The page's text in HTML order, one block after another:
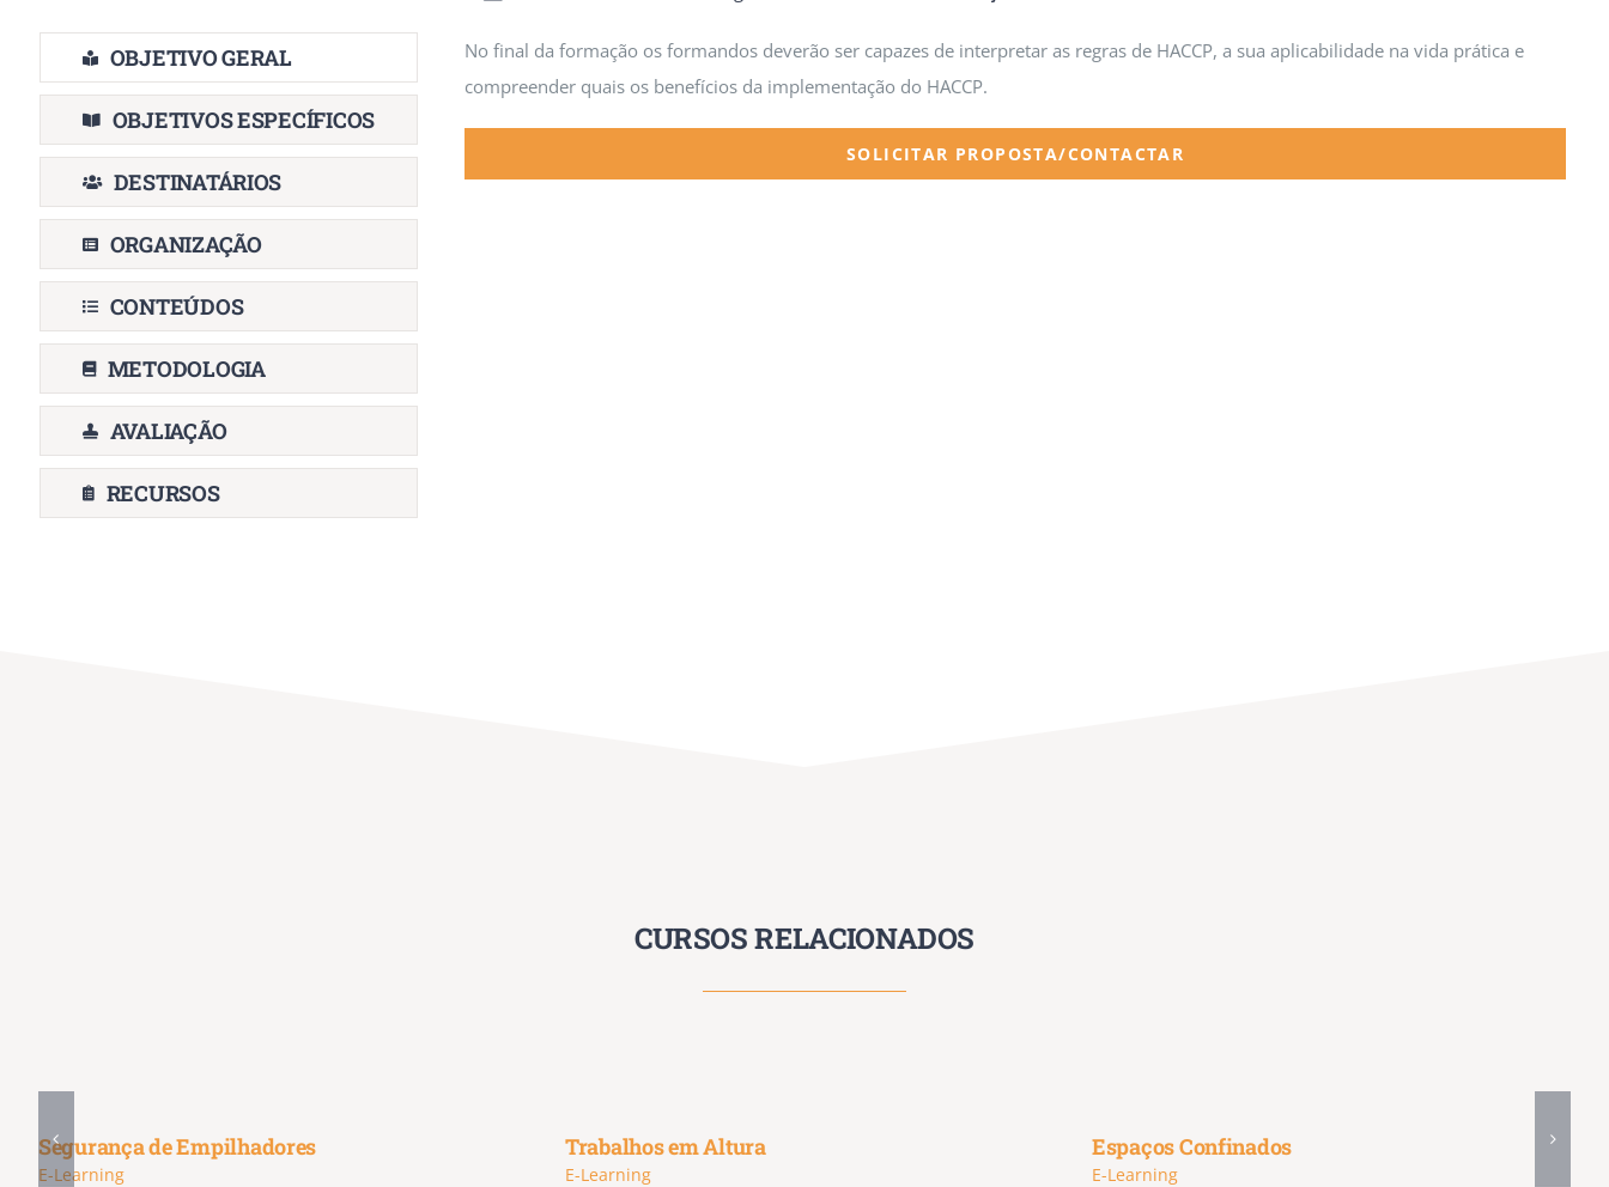
OBJETIVO GERAL
OBJETIVOS ESPECÍFICOS
DESTINATÁRIOS
ORGANIZAÇÃO
CONTEÚDOS
METODOLOGIA
AVALIAÇÃO
RECURSOS
No final da formação os formandos deverão ser capazes de interpretar as regras de HACCP, a sua aplicabilidade na vida prática e
compreender quais os benefícios da implementação do HACCP.
SOLICITAR PROPOSTA/CONTACTAR
CURSOS RELACIONADOS
Segurança de Empilhadores
E-Learning
Trabalhos em Altura
E-Learning
Espaços Confinados
E-Learning